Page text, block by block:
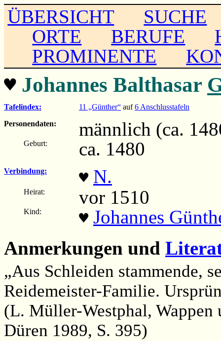
ÜBERSICHT
SUCHE
ORTE
BERUFE
PROMINENTE
♥ Johannes Balthasar
Tafelindex: 11 „Günther“ auf6 Anschlusstafeln
Personendaten:
männlich (ca.
Geburt: ca. 1480
Verbindung: ♥ N.
Heirat: vor 1510
Kind: ♥ Johannes
Anmerkungen und
„Aus Schleiden stammende,
Reidemeister-Familie.
(L. Müller-Westphal, Wappen
Düren 1989, S. 395)